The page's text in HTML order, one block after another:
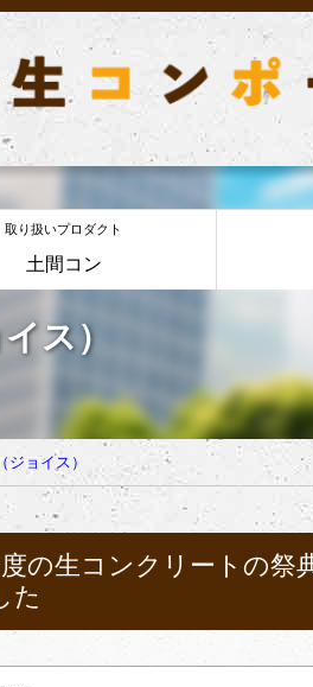
取り扱いプロダクト
土間コン
ス）
ジョイス）
の生コンクリートの祭
た